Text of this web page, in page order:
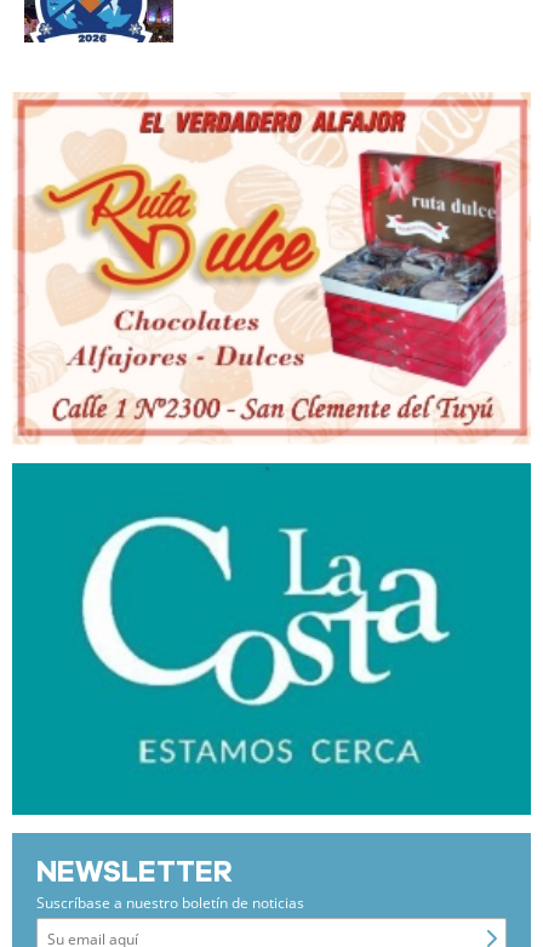
NEWSLETTER
Suscríbase a nuestro boletín de noticias